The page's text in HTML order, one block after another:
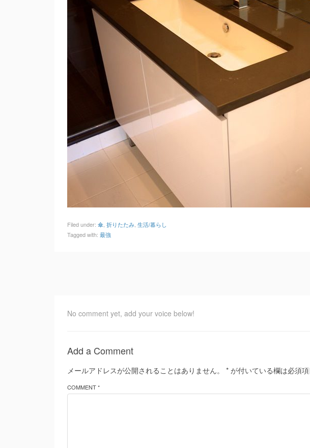
Filed under: 傘 折りたたみ 生活/暮らし
Tagged with: 最強
No comment yet, add your voice below!
Add a Comment
メールアドレスが公開されることはありません。 * が付いている欄は必須
COMMENT *